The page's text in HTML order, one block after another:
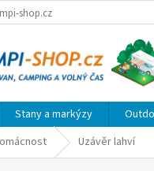
shop.cz
Stany a markýzy
Uzávěr lahví